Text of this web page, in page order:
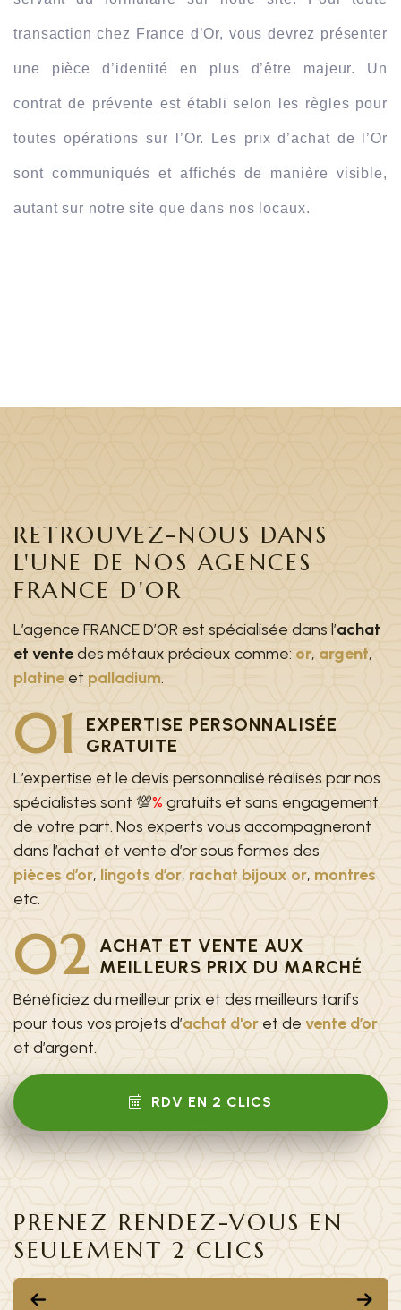
transaction chez France d’Or, vous devrez présenter
une pièce d’identité en plus d’être majeur. Un
contrat de prévente est établi selon les règles pour
toutes opérations sur l’Or. Les prix d’achat de l’Or
sont communiqués et affichés de manière visible,
autant sur notre site que dans nos locaux.
RETROUVEZ-NOUS DANS
L'UNE DE NOS AGENCES
FRANCE D'OR
L’agence FRANCE D’OR est spécialisée dans l’achat
et ventedes métaux précieux comme: or, argent,
platine et palladium.
01
EXPERTISE PERSONNALISÉE
GRATUITE
L’expertise et le devis personnalisé réalisés par nos
spécialistes sont 💯% gratuits et sans engagement
de votre part. Nos experts vous accompagneront
dans l’achat et vente d’or sous formes des
pièces d’or, lingots d’or, rachat bijoux or, montres
etc.
02 ACHAT ET VENTE AUX
MEILLEURS PRIX DU MARCHÉ
Bénéficiez du meilleur prix et des meilleurs tarifs
pour tous vos projets d’achat d'or et de vente d’or
et d’argent.
RDV EN 2 CLICS
PRENEZ RENDEZ-VOUS EN
SEULEMENT 2 CLICS